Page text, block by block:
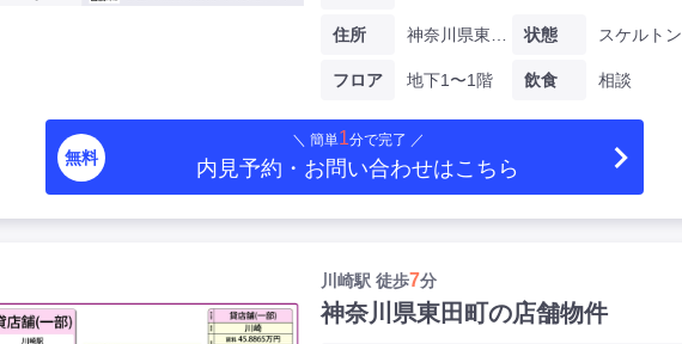
住所
フロア 地下1〜1階
状態 スケルトン
飲食 相談
無料
＼ 簡単1分で完了 ／
内見予約・お問い合わせはこちら
川崎駅 徒歩7分
神奈川県東田町の店舗物件